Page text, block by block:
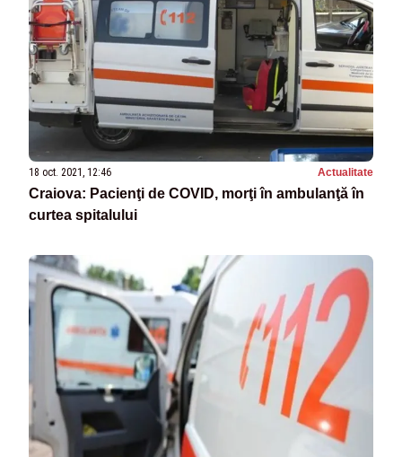
18 oct. 2021, 12:46 Actualitate
Craiova: Pacienţi de COVID, morţi în ambulanţă în
curtea spitalului